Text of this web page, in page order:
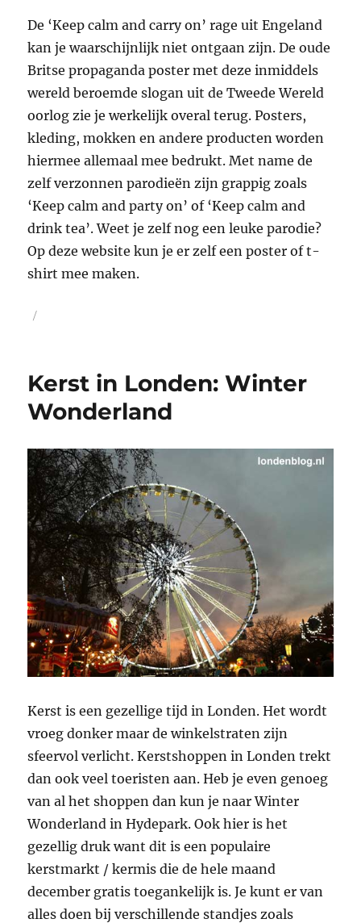
De ‘Keep calm and carry on’ rage uit Engeland
kan je waarschijnlijk niet ontgaan zijn. De oude
Britse propaganda poster met deze inmiddels
wereld beroemde slogan uit de Tweede Wereld
oorlog zie je werkelijk overal terug. Posters,
kleding, mokken en andere producten worden
hiermee allemaal mee bedrukt. Met name de
zelf verzonnen parodieën zijn grappig zoals
‘Keep calm and party on’ of ‘Keep calm and
drink tea’. Weet je zelf nog een leuke parodie?
Op deze website kun je er zelf een poster of t-
shirt mee maken.
Geplaatst
Kerst in Londen: Winter
Wonderland
Kerst is een gezellige tijd in Londen. Het wordt
vroeg donker maar de winkelstraten zijn
sfeervol verlicht. Kerstshoppen in Londen trekt
dan ook veel toeristen aan. Heb je even genoeg
van al het shoppen dan kun je naar Winter
Wonderland in Hydepark. Ook hier is het
gezellig druk want dit is een populaire
kerstmarkt / kermis die de hele maand
december gratis toegankelijk is. Je kunt er van
alles doen bij verschillende standjes zoals